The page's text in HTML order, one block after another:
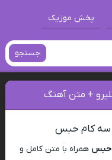
پخش موزیک
جستجو
+ متن آهنگ
سه کام حبس
حبس همراه با متن کامل و